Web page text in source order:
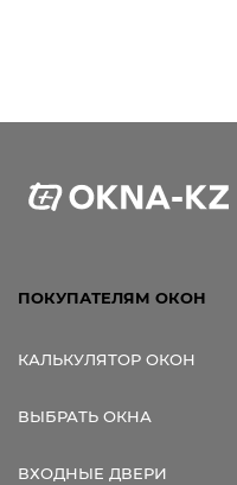
ПОКУПАТЕЛЯМ ОКОН
КАЛЬКУЛЯТОР ОКОН
ВЫБРАТЬ ОКНА
ВХОДНЫЕ ДВЕРИ